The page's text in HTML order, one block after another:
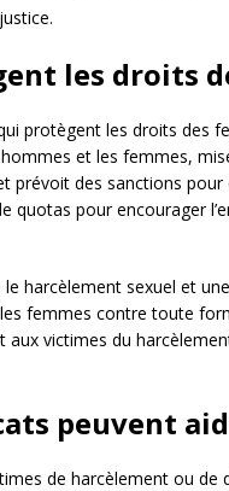
les droits
protègent les droits des
et les femmes,
prévoit des sanctions
quotas pour encourager
harcèlement sexuel et
femmes contre toute
aux victimes du
peuvent
de harcèlement ou